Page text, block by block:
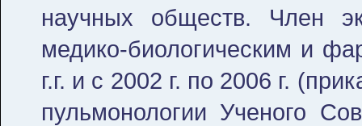
научных обществ. Член
медико-биологическим и
г.г. и с 2002 г. по 2006 г.
пульмонологии Ученого